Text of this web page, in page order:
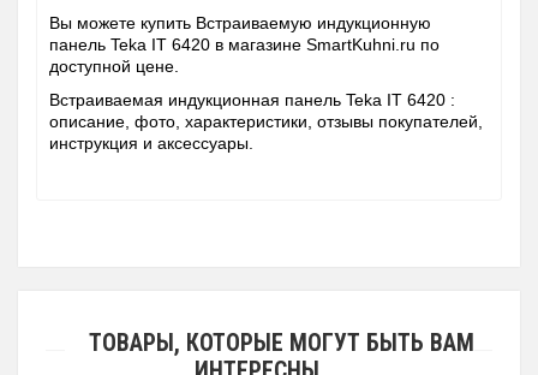
Вы можете купить Встраиваемую индукционную
панель Teka IT 6420 в магазине SmartKuhni.ru по
доступной цене.
Встраиваемая индукционная панель Teka IT 6420 :
описание, фото, характеристики, отзывы покупателей,
инструкция и аксессуары.
ТОВАРЫ, КОТОРЫЕ МОГУТ БЫТЬ ВАМ